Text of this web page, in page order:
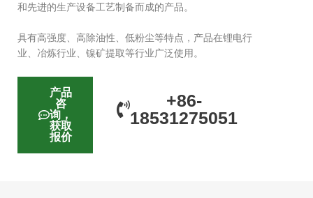
和先进的生产设备工艺制备而成的产品。
具有高强度、高除油性、低粉尘等特点，产品在锂电行
业、冶炼行业、镍矿提取等行业广泛使用。
产品
咨
询，
获取
报价
+86-
18531275051